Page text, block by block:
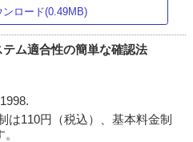
ンロード(0.49MB)
ム適合性の簡単な確認法
は110円（税込）、基本料金制